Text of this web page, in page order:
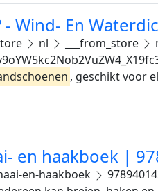
Wind- En
nl ___from_store
, geschikt voor
en haakboek |
en-haakboek